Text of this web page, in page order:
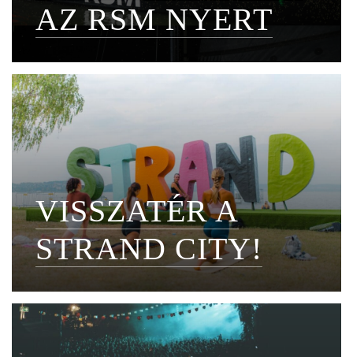
AZ RSM NYERT
VISSZATÉR A
STRAND CITY!